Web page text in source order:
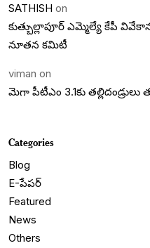
SATHISH on
కుత్బుల్లాపూర్ ఎమ్మెల్యే కేపీ
నూతన కమిటీ
viman on
మెగా పీటీఎం 3.1కు
Categories
Blog
E-పేపర్
Featured
News
Others